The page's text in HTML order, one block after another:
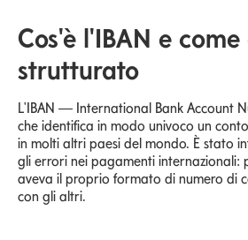
Cos'è l'IBAN e come
strutturato
L'IBAN — International Bank Account
che identifica in modo univoco un
in molti altri paesi del mondo. È stato
gli errori nei pagamenti internazionali:
aveva il proprio formato di numero di
con gli altri.